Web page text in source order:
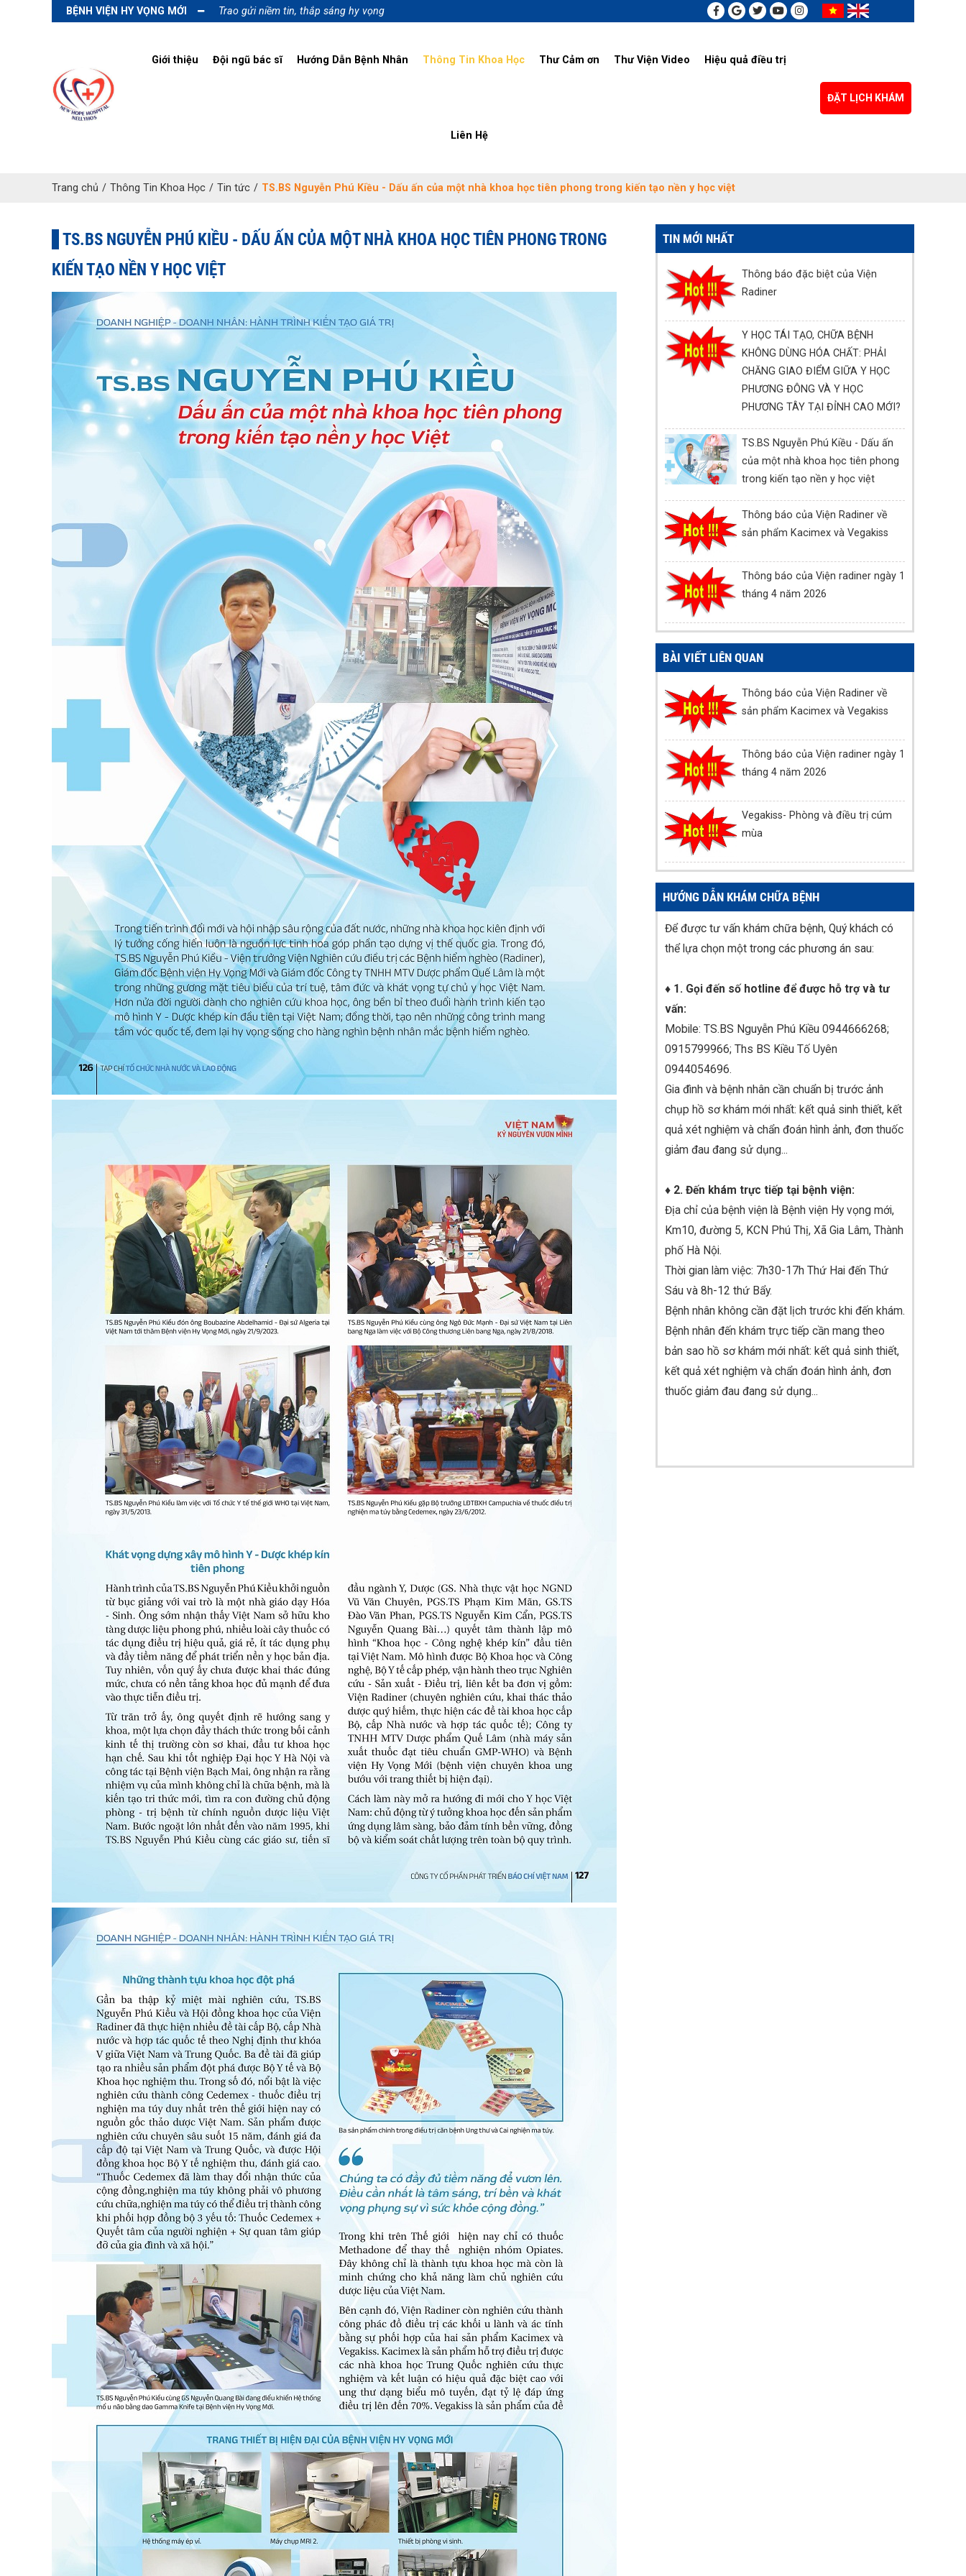
BỆNH VIỆN HY VỌNG MỚI Trao gửi niềm tin, thắp sáng hy vọng
Giới thiệu Đội ngũ bác sĩ Hướng Dẫn Bệnh Nhân Thông Tin Khoa Học Thư Cảm ơn Thư Viện Video Hiệu quả điều trị
Liên Hệ
ĐẶT LỊCH KHÁM
Trang chủ / Thông Tin Khoa Học / Tin tức / TS.BS Nguyễn Phú Kiều - Dấu ấn của một nhà khoa học tiên phong trong kiến tạo nền y học việt
TS.BS NGUYỄN PHÚ KIỀU - DẤU ẤN CỦA MỘT NHÀ KHOA HỌC TIÊN PHONG TRONG
KIẾN TẠO NỀN Y HỌC VIỆT
TIN MỚI NHẤT
Thông báo đặc biệt của Viện
Radiner
Y HỌC TÁI TẠO, CHỮA BỆNH
KHÔNG DÙNG HÓA CHẤT: PHẢI
CHĂNG GIAO ĐIỂM GIỮA Y HỌC
PHƯƠNG ĐÔNG VÀ Y HỌC
PHƯƠNG TÂY TẠI ĐỈNH CAO MỚI?
TS.BS Nguyễn Phú Kiều - Dấu ấn
của một nhà khoa học tiên phong
trong kiến tạo nền y học việt
Thông báo của Viện Radiner về
sản phẩm Kacimex và Vegakiss
Thông báo của Viện radiner ngày 1
tháng 4 năm 2026
BÀI VIẾT LIÊN QUAN
Thông báo của Viện Radiner về
sản phẩm Kacimex và Vegakiss
Thông báo của Viện radiner ngày 1
tháng 4 năm 2026
Vegakiss- Phòng và điều trị cúm
mùa
HƯỚNG DẪN KHÁM CHỮA BỆNH
Để được tư vấn khám chữa bệnh, Quý khách có
thể lựa chọn một trong các phương án sau:
♦ 1. Gọi đến số hotline để được hỗ trợ và tư
vấn:
Mobile: TS.BS Nguyễn Phú Kiều 0944666268;
0915799966; Ths BS Kiều Tố Uyên
0944054696.
Gia đình và bệnh nhân cần chuẩn bị trước ảnh
chụp hồ sơ khám mới nhất: kết quả sinh thiết, kết
quả xét nghiệm và chẩn đoán hình ảnh, đơn thuốc
giảm đau đang sử dụng...
♦ 2. Đến khám trực tiếp tại bệnh viện:
Địa chỉ của bệnh viện là Bệnh viện Hy vọng mới,
Km10, đường 5, KCN Phú Thị, Xã Gia Lâm, Thành
phố Hà Nội.
Thời gian làm việc: 7h30-17h Thứ Hai đến Thứ
Sáu và 8h-12 thứ Bẩy.
Bệnh nhân không cần đặt lịch trước khi đến khám.
Bệnh nhân đến khám trực tiếp cần mang theo
bản sao hồ sơ khám mới nhất: kết quả sinh thiết,
kết quả xét nghiệm và chẩn đoán hình ảnh, đơn
thuốc giảm đau đang sử dụng...